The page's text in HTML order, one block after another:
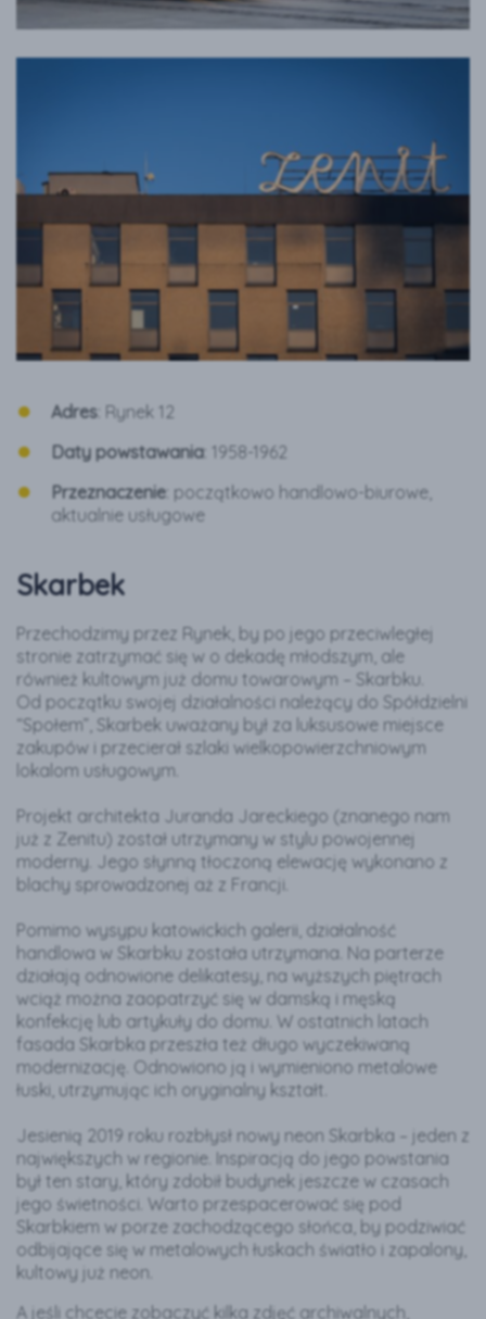
Adres : Rynek 12
Daty powstawania: 1958-1962
Przeznaczenie: początkowo handlowo-biurowe,
aktualnie usługowe
Skarbek
Przechodzimy przez Rynek, by po jego przeciwległej
stronie zatrzymać się w o dekadę młodszym, ale
również kultowym już domu towarowym – Skarbku.
Od początku swojej działalności należący do Spółdzielni
“Społem”, Skarbek uważany był za luksusowe miejsce
zakupów i przecierał szlaki wielkopowierzchniowym
lokalom usługowym.
Projekt architekta Juranda Jareckiego (znanego nam
już z Zenitu) został utrzymany w stylu powojennej
moderny. Jego słynną tłoczoną elewację wykonano z
blachy sprowadzonej aż z Francji.
Pomimo wysypu katowickich galerii, działalność
handlowa w Skarbku została utrzymana. Na parterze
działają odnowione delikatesy, na wyższych piętrach
wciąż można zaopatrzyć się w damską i męską
konfekcję lub artykuły do domu. W ostatnich latach
fasada Skarbka przeszła też długo wyczekiwaną
modernizację. Odnowiono ją i wymieniono metalowe
łuski, utrzymując ich oryginalny kształt.
Jesienią 2019 roku rozbłysł nowy neon Skarbka – jeden z
największych w regionie. Inspiracją do jego powstania
był ten stary, który zdobił budynek jeszcze w czasach
jego świetności. Warto przespacerować się pod
Skarbkiem w porze zachodzącego słońca, by podziwiać
odbijające się w metalowych łuskach światło i zapalony,
kultowy już neon.
A jeśli chcecie zobaczyć kilka zdjęć archiwalnych,